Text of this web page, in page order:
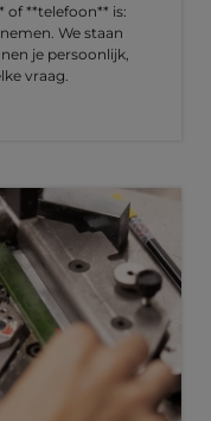
of **telefoon** is:
We staan
je persoonlijk,
vraag.